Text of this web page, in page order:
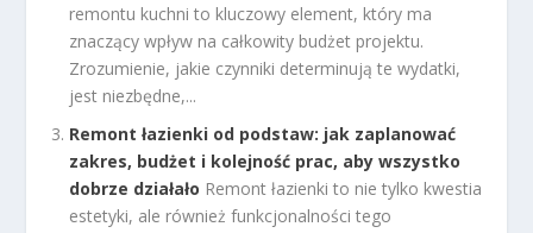
remontu kuchni to kluczowy element, który ma
znaczący wpływ na całkowity budżet projektu.
Zrozumienie, jakie czynniki determinują te wydatki,
jest niezbędne,...
Remont łazienki od podstaw: jak zaplanować
zakres, budżet i kolejność prac, aby wszystko
dobrze działało Remont łazienki to nie tylko kwestia
estetyki, ale również funkcjonalności tego